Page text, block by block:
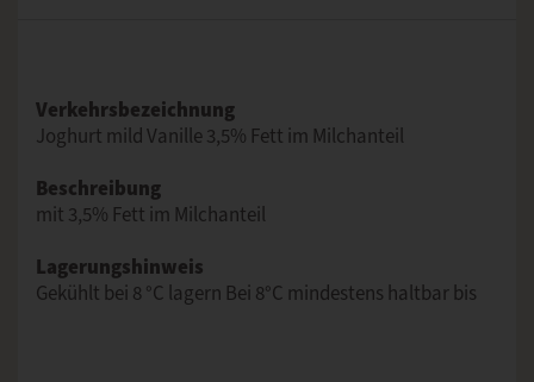
Verkehrsbezeichnung
Joghurt mild Vanille 3,5% Fett im Milchanteil
Beschreibung
mit 3,5% Fett im Milchanteil
Lagerungshinweis
Gekühlt bei 8 °C lagern Bei 8°C mindestens haltbar bis